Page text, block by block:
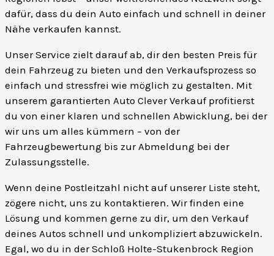
dafür, dass du dein Auto einfach und schnell in deiner
Nähe verkaufen kannst.
Unser Service zielt darauf ab, dir den besten Preis für
dein Fahrzeug zu bieten und den Verkaufsprozess so
einfach und stressfrei wie möglich zu gestalten. Mit
unserem garantierten Auto Clever Verkauf profitierst
du von einer klaren und schnellen Abwicklung, bei der
wir uns um alles kümmern – von der
Fahrzeugbewertung bis zur Abmeldung bei der
Zulassungsstelle.
Wenn deine Postleitzahl nicht auf unserer Liste steht,
zögere nicht, uns zu kontaktieren. Wir finden eine
Lösung und kommen gerne zu dir, um den Verkauf
deines Autos schnell und unkompliziert abzuwickeln.
Egal, wo du in der Schloß Holte-Stukenbrock Region